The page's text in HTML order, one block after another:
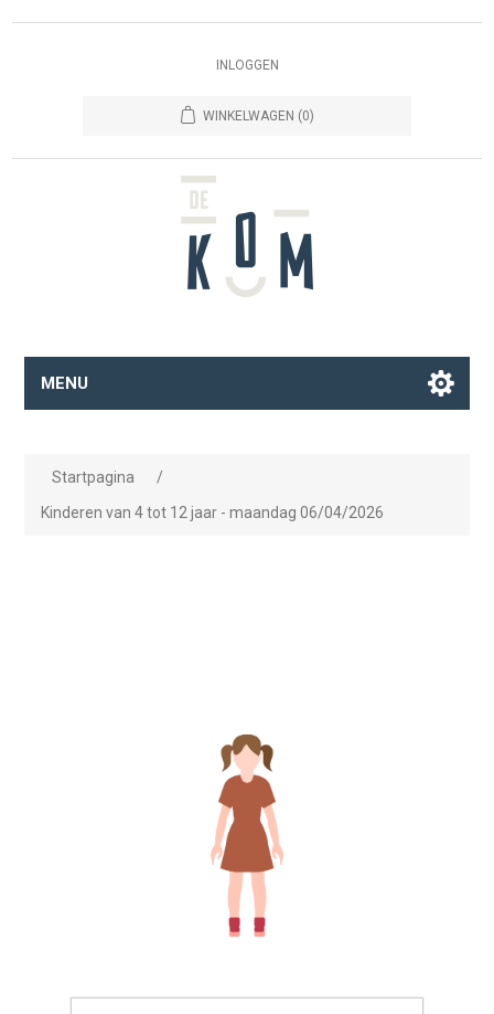
INLOGGEN
WINKELWAGEN (0)
MENU
Startpagina
/
Kinderen van 4 tot 12 jaar - maandag 06/04/2026